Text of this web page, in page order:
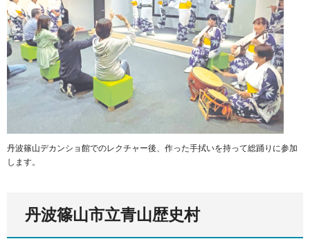
丹波篠山デカンショ館でのレクチャー後、作った手拭いを持って総踊りに参加
します。
丹波篠山市立青山歴史村